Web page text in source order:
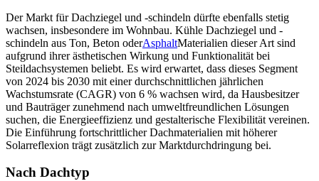
Der Markt für Dachziegel und -schindeln dürfte ebenfalls stetig
wachsen, insbesondere im Wohnbau. Kühle Dachziegel und -
schindeln aus Ton, Beton oderAsphaltMaterialien dieser Art sind
aufgrund ihrer ästhetischen Wirkung und Funktionalität bei
Steildachsystemen beliebt. Es wird erwartet, dass dieses Segment
von 2024 bis 2030 mit einer durchschnittlichen jährlichen
Wachstumsrate (CAGR) von 6 % wachsen wird, da Hausbesitzer
und Bauträger zunehmend nach umweltfreundlichen Lösungen
suchen, die Energieeffizienz und gestalterische Flexibilität vereinen.
Die Einführung fortschrittlicher Dachmaterialien mit höherer
Solarreflexion trägt zusätzlich zur Marktdurchdringung bei.
Nach Dachtyp